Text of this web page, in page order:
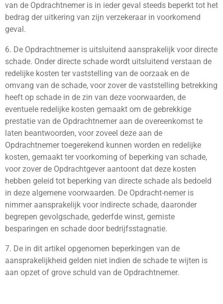
van de Opdrachtnemer is in ieder geval steeds beperkt tot het
bedrag der uitkering van zijn verzekeraar in voorkomend
geval.
6. De Opdrachtnemer is uitsluitend aansprakelijk voor directe
schade. Onder directe schade wordt uitsluitend verstaan de
redelijke kosten ter vaststelling van de oorzaak en de
omvang van de schade, voor zover de vaststelling betrekking
heeft op schade in de zin van deze voorwaarden, de
eventuele redelijke kosten gemaakt om de gebrekkige
prestatie van de Opdrachtnemer aan de overeenkomst te
laten beantwoorden, voor zoveel deze aan de
Opdrachtnemer toegerekend kunnen worden en redelijke
kosten, gemaakt ter voorkoming of beperking van schade,
voor zover de Opdrachtgever aantoont dat deze kosten
hebben geleid tot beperking van directe schade als bedoeld
in deze algemene voorwaarden. De Opdracht-nemer is
nimmer aansprakelijk voor indirecte schade, daaronder
begrepen gevolgschade, gederfde winst, gemiste
besparingen en schade door bedrijfsstagnatie.
7. De in dit artikel opgenomen beperkingen van de
aansprakelijkheid gelden niet indien de schade te wijten is
aan opzet of grove schuld van de Opdrachtnemer.